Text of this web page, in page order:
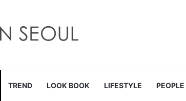
TREND LOOK BOOK LIFESTYLE PEOPLE